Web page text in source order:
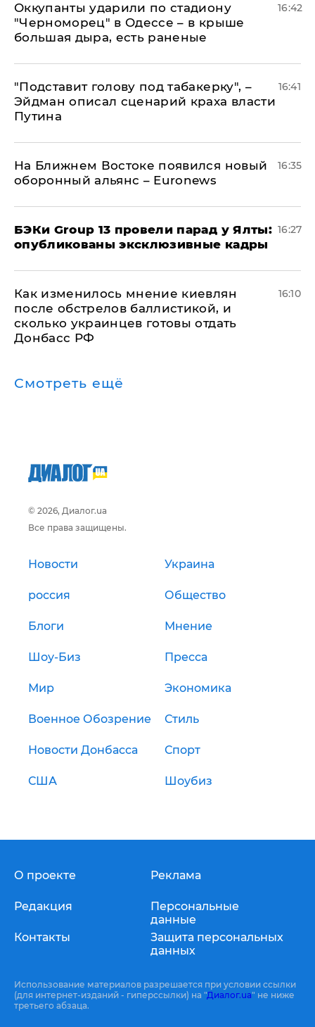
Оккупанты ударили по стадиону
"Черноморец" в Одессе – в крыше
большая дыра, есть раненые
16:42
​"Подставит голову под табакерку", –
Эйдман описал сценарий краха власти
Путина
16:41
На Ближнем Востоке появился новый
оборонный альянс – Euronews
16:35
​БЭКи Group 13 провели парад у Ялты:
опубликованы эксклюзивные кадры
16:27
Как изменилось мнение киевлян
после обстрелов баллистикой, и
сколько украинцев готовы отдать
Донбасс РФ
16:10
Смотреть ещё
© 2026, Диалог.ua
Все права защищены.
Новости Украина
россия Общество
Блоги Мнение
Шоу-Биз Пресса
Мир Экономика
Военное Обозрение Стиль
Новости Донбасса Спорт
США Шоубиз
О проекте
Редакция
Контакты
Реклама
Персональные
данные
Защита персональных
данных
Использование материалов разрешается при условии ссылки
(для интернет-изданий - гиперссылки) на "Диалог.ua" не ниже
третьего абзаца.